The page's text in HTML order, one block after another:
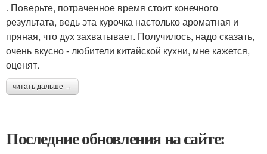
. Поверьте, потраченное время стоит конечного
результата, ведь эта курочка настолько ароматная и
пряная, что дух захватывает. Получилось, надо сказать,
очень вкусно - любители китайской кухни, мне кажется,
оценят.
читать дальше →
Последние обновления на сайте: